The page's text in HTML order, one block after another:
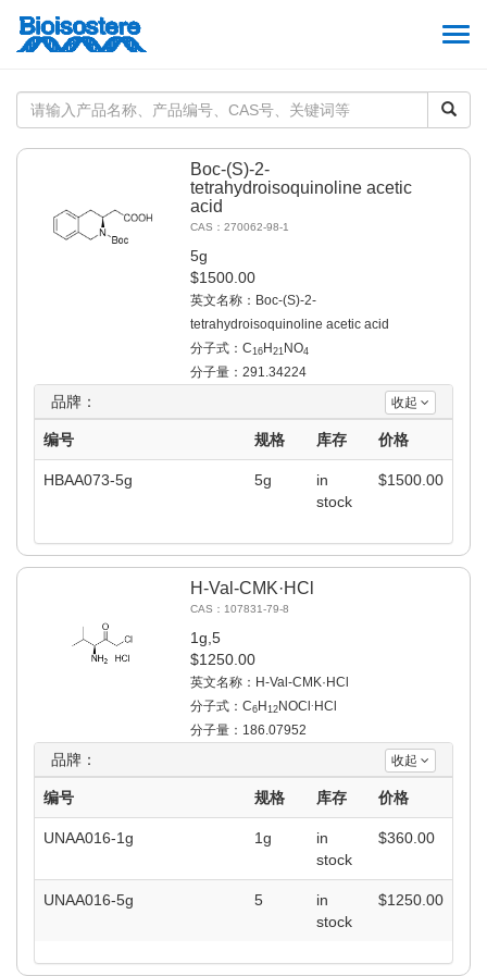
Boc-(S)-2-
tetrahydroisoquinoline acetic
acid
CAS：270062-98-1
5g
$1500.00
英文名称：Boc-(S)-2-
tetrahydroisoquinoline acetic acid
分子式：C16H 21 NO4
分子量：291.34224
收起
品牌：
编号 规格 库存 价格
HBAA073-5g 5g
in
stock
$1500.00
H-Val-CMK·HCl
CAS：107831-79-8
1g,5
$1250.00
英文名称：H-Val-CMK·HCl
分子式：C6H 12NOCl
HCl
分子量：186.07952
收起
品牌：
编号 规格 库存 价格
UNAA016-1g 1g
in
stock
$360.00
UNAA016-5g 5
in
stock
$1250.00